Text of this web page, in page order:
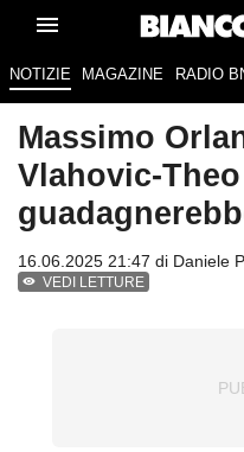
NOTIZIE MAGAZINE RADIO
Massimo
Vlahovic-
16.06.2025 21:47 di Daniele
VEDI LETTURE